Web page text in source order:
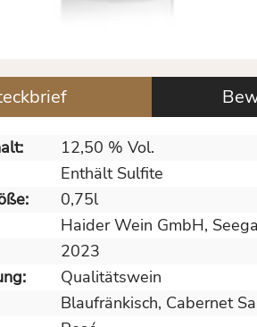
12,50 % Vol.
Enthält Sulfite
0,75l
Haider Wein GmbH,
2023
Qualitätswein
Blaufränkisch, Cabernet